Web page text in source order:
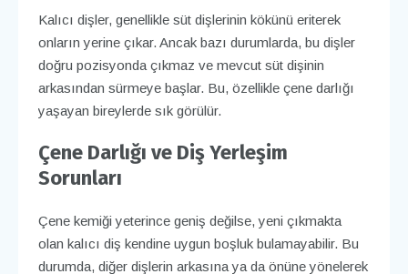
Kalıcı dişler, genellikle süt dişlerinin kökünü eriterek
onların yerine çıkar. Ancak bazı durumlarda, bu dişler
doğru pozisyonda çıkmaz ve mevcut süt dişinin
arkasından sürmeye başlar. Bu, özellikle çene darlığı
yaşayan bireylerde sık görülür.
Çene Darlığı ve Diş Yerleşim
Sorunları
Çene kemiği yeterince geniş değilse, yeni çıkmakta
olan kalıcı diş kendine uygun boşluk bulamayabilir. Bu
durumda, diğer dişlerin arkasına ya da önüne yönelerek